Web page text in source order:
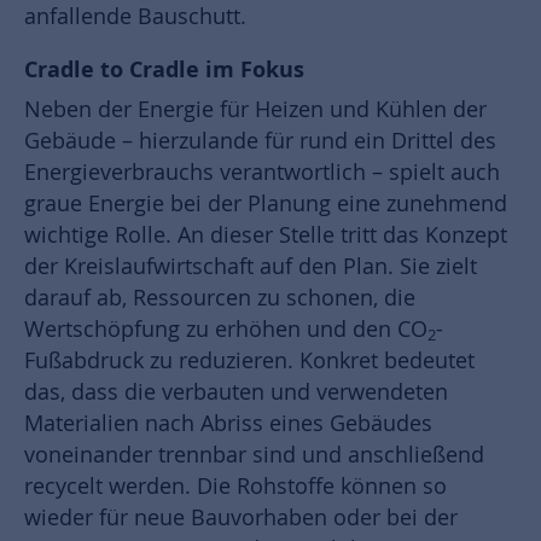
anfallende Bauschutt.
Cradle to Cradle im Fokus
Neben der Energie für Heizen und Kühlen der
Gebäude – hierzulande für rund ein Drittel des
Energieverbrauchs verantwortlich – spielt auch
graue Energie bei der Planung eine zunehmend
wichtige Rolle. An dieser Stelle tritt das Konzept
der Kreislaufwirtschaft auf den Plan. Sie zielt
darauf ab, Ressourcen zu schonen, die
Wertschöpfung zu erhöhen und den CO2-
Fußabdruck zu reduzieren. Konkret bedeutet
das, dass die verbauten und verwendeten
Materialien nach Abriss eines Gebäudes
voneinander trennbar sind und anschließend
recycelt werden. Die Rohstoffe können so
wieder für neue Bauvorhaben oder bei der